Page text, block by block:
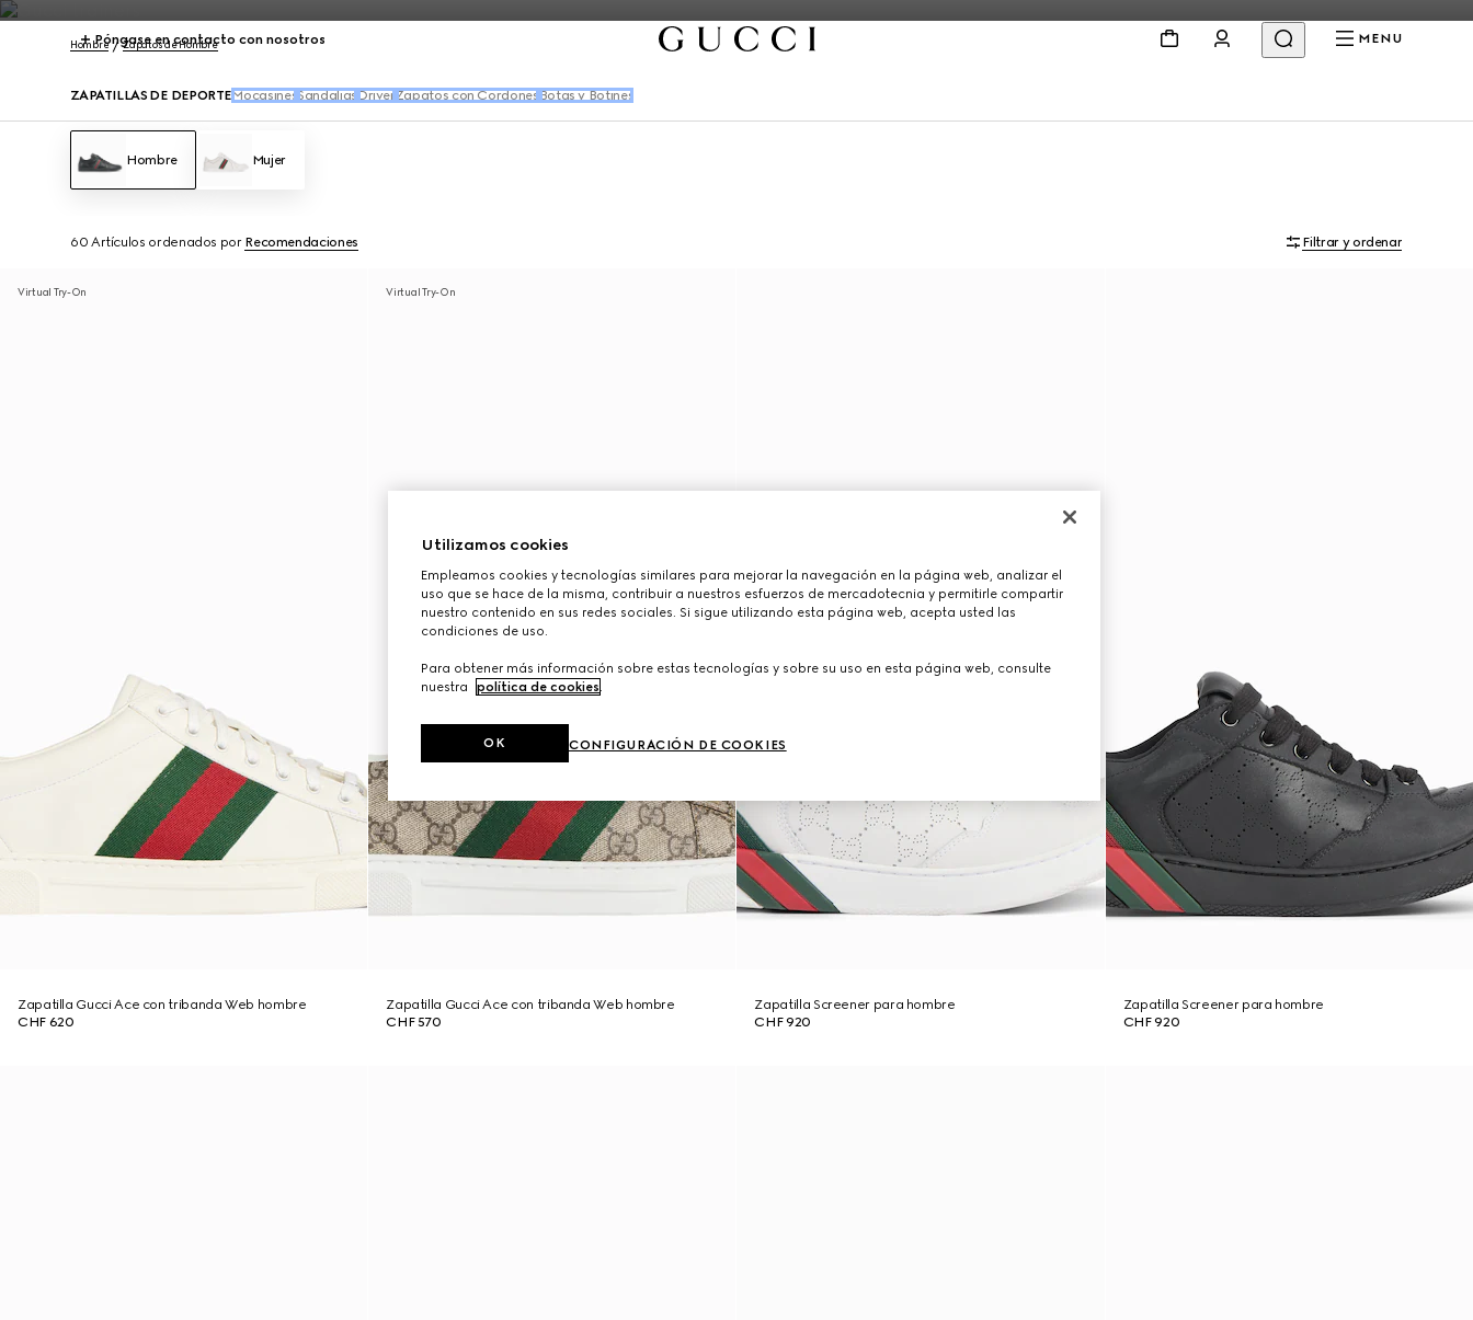
Póngase en contacto con nosotros MENU
Hombre Zapatos de Hombre
ZAPATILLAS DE DEPORTE Mocasines Sandalias Driver Zapatos con Cordones Botas y Botines
Hombre Mujer
60 Artículos ordenados por Recomendaciones Filtrar y ordenar
Virtual Try-On
Zapatilla Gucci Ace con tribanda Web hombre
CHF 620
Virtual Try-On
Zapatilla Gucci Ace con tribanda Web hombre
CHF 570
Zapatilla Screener para hombre
CHF 920
Zapatilla Screener para hombre
CHF 920
Utilizamos cookies
Empleamos cookies y tecnologías similares para mejorar la navegación en la página web, analizar el
uso que se hace de la misma, contribuir a nuestros esfuerzos de mercadotecnia y permitirle compartir
nuestro contenido en sus redes sociales. Si sigue utilizando esta página web, acepta usted las
condiciones de uso.
Para obtener más información sobre estas tecnologías y sobre su uso en esta página web, consulte
nuestra
política de cookies.
CONFIGURACIÓN DE COOKIES
OK